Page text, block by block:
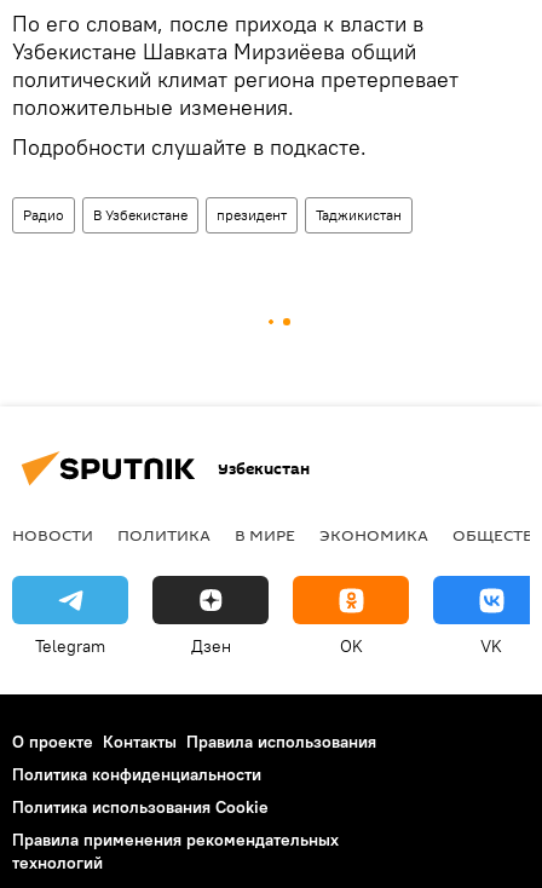
По его словам, после прихода к власти в
Узбекистане Шавката Мирзиёева общий
политический климат региона претерпевает
положительные изменения.
Подробности слушайте в подкасте.
Радио В Узбекистане президент Таджикистан
Узбекистан
НОВОСТИ ПОЛИТИКА В МИРЕ ЭКОНОМИКА
Telegram Дзен OK VK
О проекте Контакты Правила использования
Политика конфиденциальности
Политика использования Cookie
Правила применения рекомендательных
технологий